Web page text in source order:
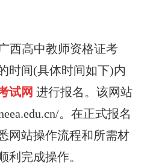
西高中教师资格证考
时间(具体时间如下)内
试网 进行报名。该网站
。在正式报名
网站操作流程和所需材
利完成操作。